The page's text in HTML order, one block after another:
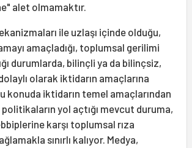
alet olmamaktır.
ile uzlaşı içinde olduğu,
amaçladığı, toplumsal gerilimi
durumlarda, bilinçli ya da bilinçsiz,
olarak iktidarın amaçlarına
ko­nuda iktidarın temel amaçlarından
yol açtığı mevcut duruma,
karşı toplumsal rıza
sınırlı kalıyor. Medya,